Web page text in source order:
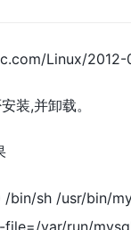
Linux/
装,并卸载。
/bin/sh /usr/bin/
var/run/